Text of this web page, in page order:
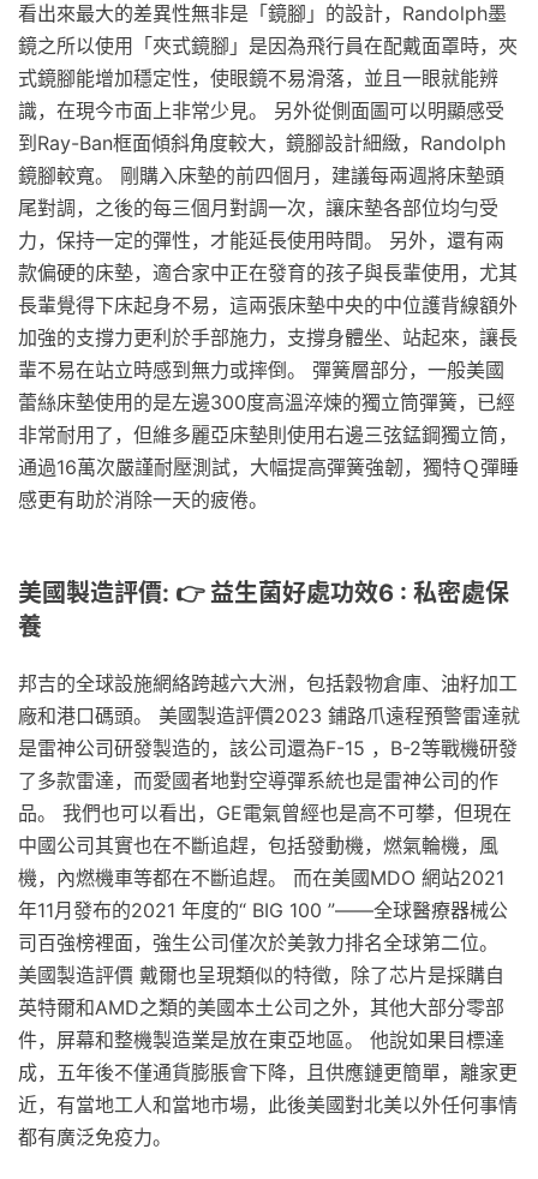
看出來最大的差異性無非是「鏡腳」的設計，Randolph墨
鏡之所以使用「夾式鏡腳」是因為飛行員在配戴面罩時，夾
式鏡腳能增加穩定性，使眼鏡不易滑落，並且一眼就能辨
識，在現今市面上非常少見。 另外從側面圖可以明顯感受
到Ray-Ban框面傾斜角度較大，鏡腳設計細緻，Randolph
鏡腳較寬。 剛購入床墊的前四個月，建議每兩週將床墊頭
尾對調，之後的每三個月對調一次，讓床墊各部位均勻受
力，保持一定的彈性，才能延長使用時間。 另外，還有兩
款偏硬的床墊，適合家中正在發育的孩子與長輩使用，尤其
長輩覺得下床起身不易，這兩張床墊中央的中位護背線額外
加強的支撐力更利於手部施力，支撐身體坐、站起來，讓長
輩不易在站立時感到無力或摔倒。 彈簧層部分，一般美國
蕾絲床墊使用的是左邊300度高溫淬煉的獨立筒彈簧，已經
非常耐用了，但維多麗亞床墊則使用右邊三弦錳鋼獨立筒，
通過16萬次嚴謹耐壓測試，大幅提高彈簧強韌，獨特Ｑ彈睡
感更有助於消除一天的疲倦。
美國製造評價: 👉 益生菌好處功效6 : 私密處保
養
邦吉的全球設施網絡跨越六大洲，包括穀物倉庫、油籽加工
廠和港口碼頭。 美國製造評價2023 鋪路爪遠程預警雷達就
是雷神公司研發製造的，該公司還為F-15 ，B-2等戰機研發
了多款雷達，而愛國者地對空導彈系統也是雷神公司的作
品。 我們也可以看出，GE電氣曾經也是高不可攀，但現在
中國公司其實也在不斷追趕，包括發動機，燃氣輪機，風
機，內燃機車等都在不斷追趕。 而在美國MDO 網站2021
年11月發布的2021 年度的“ BIG 100 ”——全球醫療器械公
司百強榜裡面，強生公司僅次於美敦力排名全球第二位。
美國製造評價 戴爾也呈現類似的特徵，除了芯片是採購自
英特爾和AMD之類的美國本土公司之外，其他大部分零部
件，屏幕和整機製造業是放在東亞地區。 他說如果目標達
成，五年後不僅通貨膨脹會下降，且供應鏈更簡單，離家更
近，有當地工人和當地市場，此後美國對北美以外任何事情
都有廣泛免疫力。